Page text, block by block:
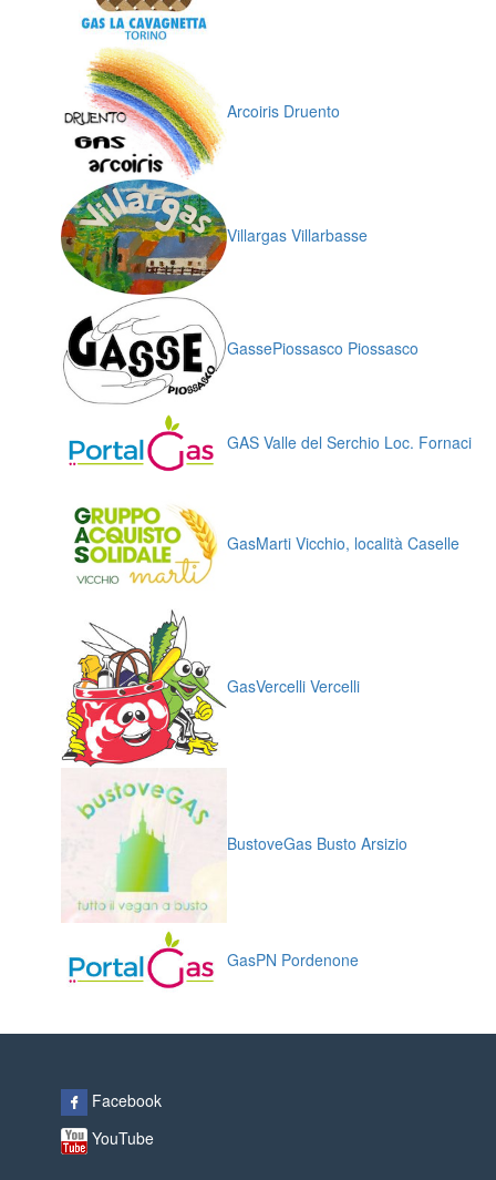
Arcoiris Druento
Villargas Villarbasse
GassePiossasco Piossasco
GAS Valle del Serchio Loc. Fornaci
GasMarti Vicchio, località Caselle
GasVercelli Vercelli
BustoveGas Busto Arsizio
GasPN Pordenone
Facebook
YouTube